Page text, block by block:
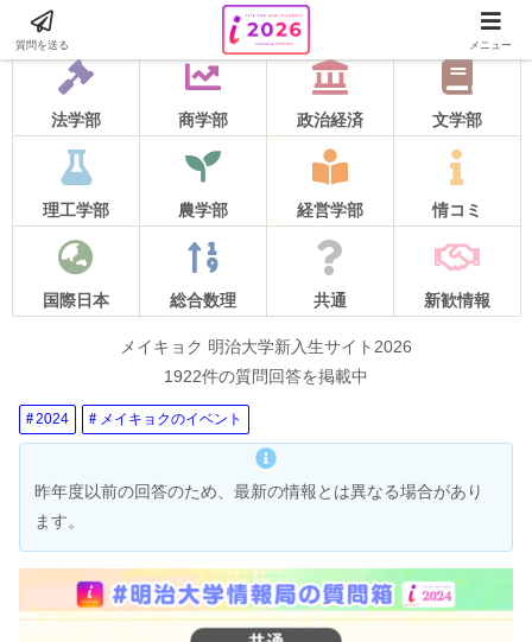
2026年度の質問受け付けは5月16日をもって終了しました！
法学部 商学部 政治経済 文学部
理工学部 農学部 経営学部 情コミ
国際日本 総合数理 共通 新歓情報
メイキョク 明治大学新入生サイト2026
1922件の質問回答を掲載中
2024 メイキョクのイベント
昨年度以前の回答のため、最新の情報とは異なる場合があり
ます。
質問を送る メニュー